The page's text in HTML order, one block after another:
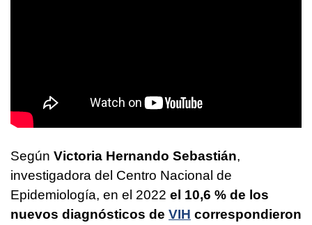
Según Victoria Hernando Sebastián,
investigadora del Centro Nacional de
Epidemiología, en el 2022 el 10,6 % de los
nuevos diagnósticos de VIH correspondieron